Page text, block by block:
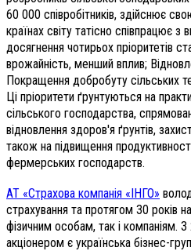
60 000 співробітників, здійснює
країнах світу татісно співпрацює
досягнення чотирьох пріоритетів
врожайність, менший вплив;
Покращення добробуту сільських
Ці пріоритети ґрунтуються на
сільського господарства,
відновлення здоров'я ґрунтів,
також на підвищення
фермерських господарств.
АТ «Страхова компанія «ІНГО»
страхування та протягом 30 років
фізичним особам, так і компаніям.
акціонером є українська бізнес-